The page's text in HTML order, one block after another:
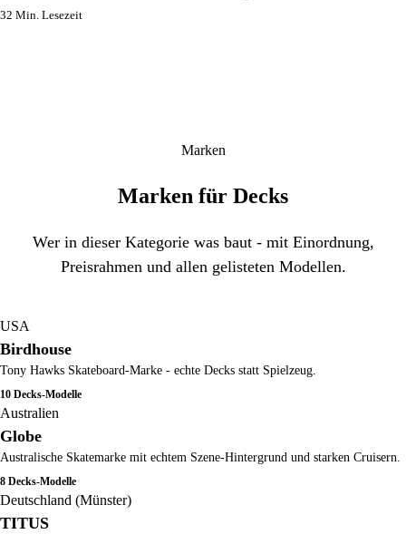
32 Min. Lesezeit
Marken
Marken für Decks
Wer in dieser Kategorie was baut - mit Einordnung,
Preisrahmen und allen gelisteten Modellen.
USA
Birdhouse
Tony Hawks Skateboard-Marke - echte Decks statt Spielzeug.
10 Decks-Modelle
Australien
Globe
Australische Skatemarke mit echtem Szene-Hintergrund und starken Cruisern.
8 Decks-Modelle
Deutschland (Münster)
TITUS